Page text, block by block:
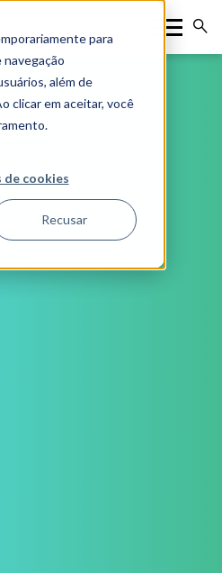
para
além de
clicar em aceitar, você
de cookies
Recusar